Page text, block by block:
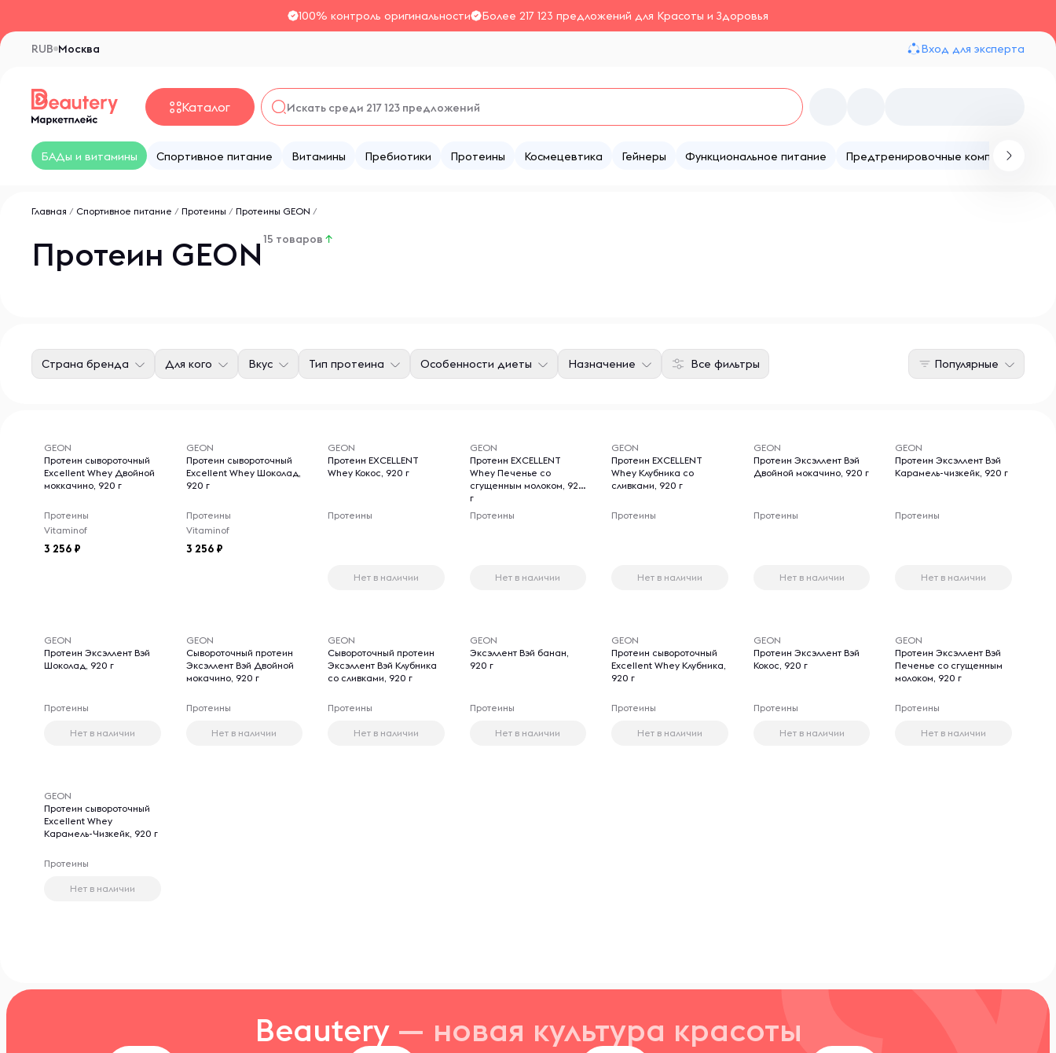
100% контроль оригинальности Более 217 123 предложений для Красоты и Здоровья
Москва
RUB Вход для эксперта
Каталог
БАДы и витамины Спортивное питание Витамины Пребиотики Протеины Космецевтика Гейнеры Функциональное питание Предтренировочные комплексы
Главная / Спортивное питание / Протеины / Протеины GEON /
Протеин GEON 15 товаров ↑
Все фильтры
Страна бренда Для кого Вкус Тип протеина Особенности диеты Назначение Популярные
GEON
Протеин сывороточный
Excellent Whey Двойной
моккачино, 920 г
Протеины
Vitaminof
3 256
GEON
Протеин сывороточный
Excellent Whey Шоколад,
920 г
Протеины
Vitaminof
3 256
GEON
Протеин EXCELLENT
Whey Кокос, 920 г
Протеины
Нет в наличии
GEON
Протеин EXCELLENT
Whey Печенье со
сгущенным молоком, 920
г
Протеины
Нет в наличии
GEON
Протеин EXCELLENT
Whey Клубника со
сливками, 920 г
Протеины
Нет в наличии
GEON
Протеин Эксэллент Вэй
Двойной мокачино, 920 г
Протеины
Нет в наличии
GEON
Протеин Эксэллент Вэй
Карамель-чизкейк, 920 г
Протеины
Нет в наличии
GEON
Протеин Эксэллент Вэй
Шоколад, 920 г
Протеины
Нет в наличии
GEON
Сывороточный протеин
Эксэллент Вэй Двойной
мокачино, 920 г
Протеины
Нет в наличии
GEON
Сывороточный протеин
Эксэллент Вэй Клубника
со сливками, 920 г
Протеины
Нет в наличии
GEON
Эксэллент Вэй банан,
920 г
Протеины
Нет в наличии
GEON
Протеин сывороточный
Excellent Whey Клубника,
920 г
Протеины
Нет в наличии
GEON
Протеин Эксэллент Вэй
Кокос, 920 г
Протеины
Нет в наличии
GEON
Протеин Эксэллент Вэй
Печенье со сгущенным
молоком, 920 г
Протеины
Нет в наличии
GEON
Протеин сывороточный
Excellent Whey
Карамель-Чизкейк, 920 г
Протеины
Нет в наличии
Beautery — новая культура красоты